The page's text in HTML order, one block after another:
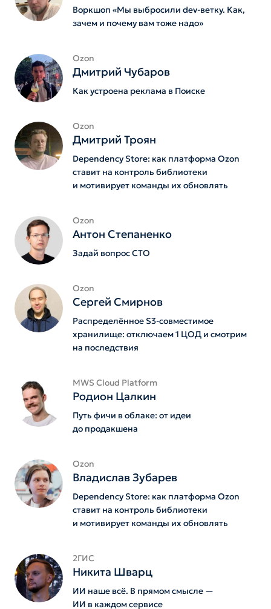
Воркшоп «Мы выбросили dev-ветку. Как,
зачем и почему вам тоже надо»
Ozon
Дмитрий Чубаров
Как устроена реклама в Поиске
Ozon
Дмитрий Троян
Dependency Store: как платформа Ozon
ставит на контроль библиотеки
и мотивирует команды их обновлять
Ozon
Антон Степаненко
Задай вопрос СТО
Ozon
Сергей Смирнов
Распределённое S3-совместимое
хранилище: отключаем 1 ЦОД и смотрим
на последствия
MWS Cloud Platform
Родион Цалкин
Путь фичи в облаке: от идеи
до продакшена
Ozon
Владислав Зубарев
Dependency Store: как платформа Ozon
ставит на контроль библиотеки
и мотивирует команды их обновлять
2ГИС
Никита Шварц
ИИ наше всё. В прямом смысле —
ИИ в каждом сервисе